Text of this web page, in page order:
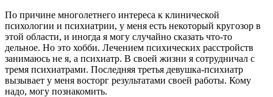
По причине многолетнего интереса к клинической
психологии и психиатрии, у меня есть некоторый кругозор в
этой области, и иногда я могу случайно сказать что-то
дельное. Но это хобби. Лечением психических расстройств
занимаюсь не я, а психиатр. В своей жизни я сотрудничал с
тремя психиатрами. Последняя третья девушка-психиатр
вызывает у меня восторг результатами своей работы. Кому
надо, могу познакомить.